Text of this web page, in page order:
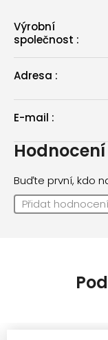
Výrobní
společnost :
Adresa :
E-mail :
Buďte první, kdo
Přidat hodnocení